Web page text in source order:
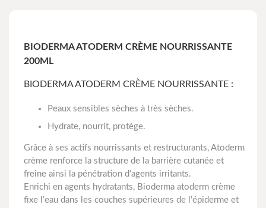
BIODERMA ATODERM CRÈME NOURRISSANTE
200ML
BIODERMA ATODERM CRÈME NOURRISSANTE :
Peaux sensibles sèches à très sèches.
Hydrate, nourrit, protège.
Grâce à ses actifs nourrissants et restructurants, Atoderm
crème renforce la structure de la barrière cutanée et
freine ainsi la pénétration d’agents irritants.
Enrichi en agents hydratants, Bioderma atoderm crème
fixe l’eau dans les couches supérieures de l’épiderme et